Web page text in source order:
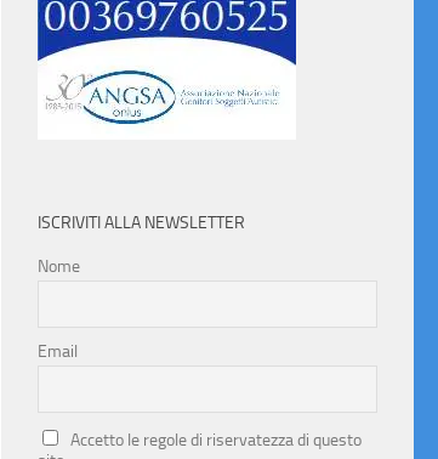
ISCRIVITI ALLA NEWSLETTER
Nome
Email
Accetto le regole di riservatezza di questo